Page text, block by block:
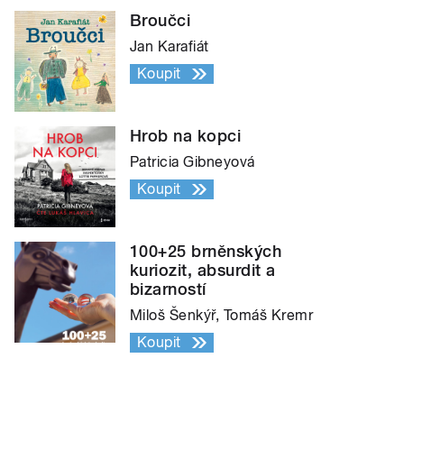
Broučci
Jan Karafiát
Koupit
Hrob na kopci
Patricia Gibneyová
Koupit
100+25 brněnských
kuriozit, absurdit a
bizarností
Miloš Šenkýř, Tomáš Kremr
Koupit